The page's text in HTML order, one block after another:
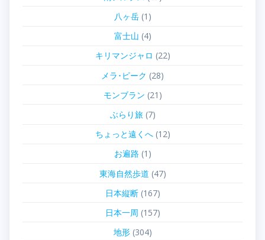
八ヶ岳(1)
富士山 (4)
キリマンジャロ (22)
メラ･ピーク (28)
モンブラン (21)
ぶらり旅(7)
ちょっと遠くへ(12)
お遍路 (1)
東海自然歩道 (47)
日本縦断(167)
日本一周 (157)
地形(304)